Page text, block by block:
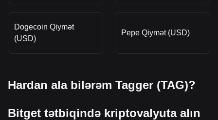
Dogecoin Qiymət
(USD)
Pepe Qiymət (USD)
Hardan ala bilərəm Tagger (TAG)?
Bitget tətbiqində kriptovalyuta alın